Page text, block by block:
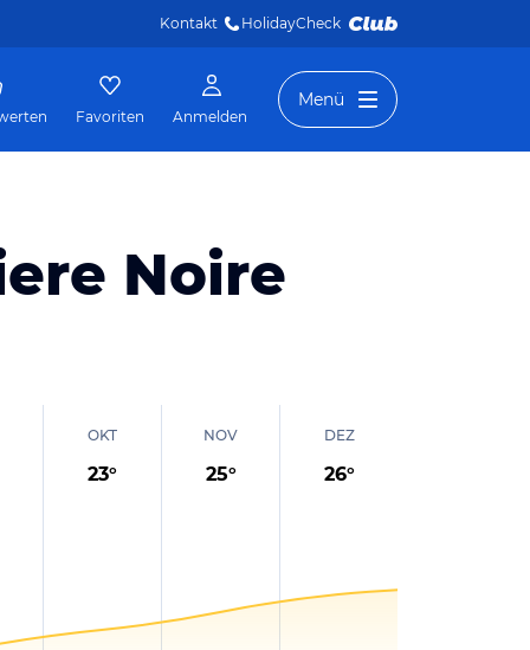
Kontakt HolidayCheck
Favoriten Anmelden
Menü
Noire
OKT
23°
NOV
25°
DEZ
26°